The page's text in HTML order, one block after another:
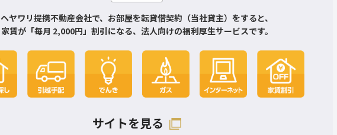
ヘヤワリ提携不動産会社で、お部屋を転貸借契約（当社貸主）をすると、
家賃が「毎月 2,000円」割引になる、法人向けの福利厚生サービスです。
サイトを見る